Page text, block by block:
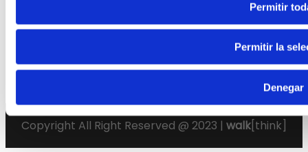
Permitir
Permitir la
Denegar
Copyright All Right Reserved @ 2023 | walk [think]